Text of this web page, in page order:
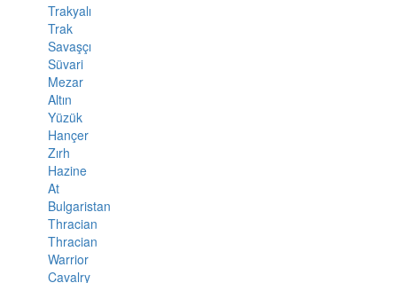
Trakyalı
Trak
Savaşçı
Süvari
Mezar
Altın
Yüzük
Hançer
Zırh
Hazine
At
Bulgaristan
Thracian
Thracian
Warrior
Cavalry